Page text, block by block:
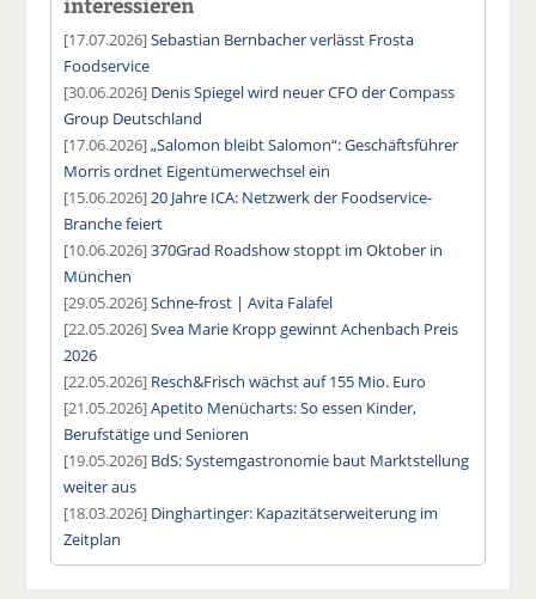
[17.07.2026]Sebastian Bernbacher verlässt Frosta
Foodservice
[30.06.2026] Denis Spiegel wird neuer CFO der Compass
Group Deutschland
[17.06.2026]„Salomon bleibt Salomon“: Geschäftsführer
Morris ordnet Eigentümerwechsel ein
[15.06.2026] 20 Jahre ICA: Netzwerk der Foodservice-
Branche feiert
[10.06.2026]370Grad Roadshow stoppt im Oktober in
München
[29.05.2026]Schne-frost | Avita Falafel
[22.05.2026]Svea Marie Kropp gewinnt Achenbach Preis
2026
[22.05.2026] Resch&Frisch wächst auf 155 Mio. Euro
[21.05.2026]Apetito Menücharts: So essen Kinder,
Berufstätige und Senioren
[19.05.2026] BdS: Systemgastronomie baut Marktstellung
weiter aus
[18.03.2026] Dinghartinger: Kapazitätserweiterung im
Zeitplan